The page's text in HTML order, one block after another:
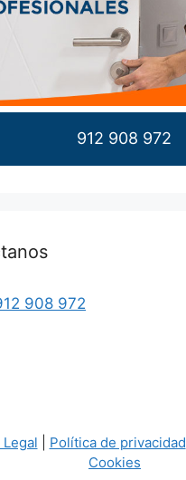
912 908 972
908 972
Política de privacidad
Cookies